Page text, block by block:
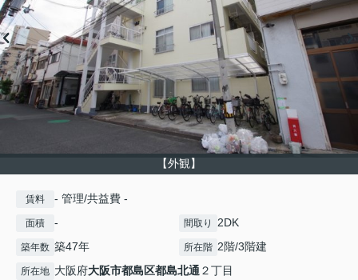
【外観】
賃料 - 管理/共益費 -
面積 - 間取り 2DK
築年数 築47年 所在階 2階/3階建
所在地 大阪府大阪市都島区都島北通 ２丁目